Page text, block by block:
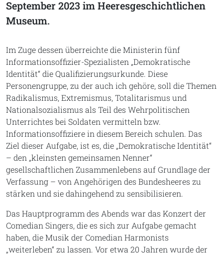
September 2023 im Heeresgeschichtlichen
Museum.
Im Zuge dessen überreichte die Ministerin fünf
Informationsoffizier-Spezialisten „Demokratische
Identität“ die Qualifizierungsurkunde. Diese
Personengruppe, zu der auch ich gehöre, soll die Themen
Radikalismus, Extremismus, Totalitarismus und
Nationalsozialismus als Teil des Wehrpolitischen
Unterrichtes bei Soldaten vermitteln bzw.
Informationsoffiziere in diesem Bereich schulen. Das
Ziel dieser Aufgabe, ist es, die „Demokratische Identität“
– den „kleinsten gemeinsamen Nenner“
gesellschaftlichen Zusammenlebens auf Grundlage der
Verfassung – von Angehörigen des Bundesheeres zu
stärken und sie dahingehend zu sensibilisieren.
Das Hauptprogramm des Abends war das Konzert der
Comedian Singers, die es sich zur Aufgabe gemacht
haben, die Musik der Comedian Harmonists
„weiterleben“ zu lassen. Vor etwa 20 Jahren wurde der